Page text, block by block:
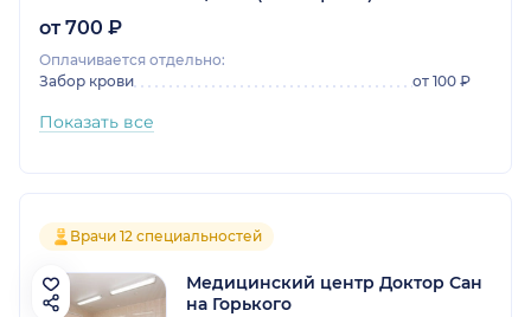
от 700 ₽
Оплачивается отдельно:
Забор крови
от 100 ₽
Показать все
Врачи 12 специальностей
Медицинский центр Доктор Сан
на Горького